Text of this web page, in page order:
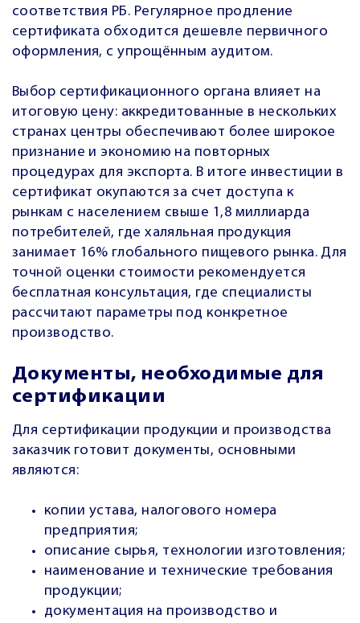
соответствия РБ. Регулярное продление
сертификата обходится дешевле первичного
оформления, с упрощённым аудитом.
Выбор сертификационного органа влияет на
итоговую цену: аккредитованные в нескольких
странах центры обеспечивают более широкое
признание и экономию на повторных
процедурах для экспорта. В итоге инвестиции в
сертификат окупаются за счет доступа к
рынкам с населением свыше 1,8 миллиарда
потребителей, где халяльная продукция
занимает 16% глобального пищевого рынка. Для
точной оценки стоимости рекомендуется
бесплатная консультация, где специалисты
рассчитают параметры под конкретное
производство.
Документы, необходимые для
сертификации
Для сертификации продукции и производства
заказчик готовит документы, основными
являются:
копии устава, налогового номера
предприятия;
описание сырья, технологии изготовления;
наименование и технические требования
продукции;
документация на производство и